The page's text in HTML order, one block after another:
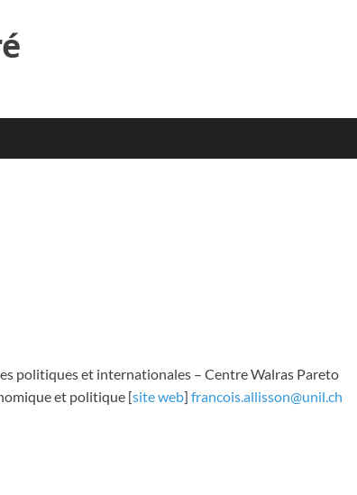
politiques et internationales – Centre Walras Pareto
et politique [site web] francois.allisson@unil.ch